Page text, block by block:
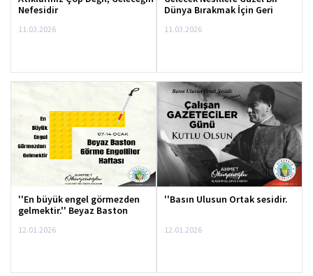
''En büyük engel görmezden
gelmektir.'' Beyaz Baston
Görme Engelliler Haftası
12.01.2026
''Basın Ulusun Ortak sesidir.
12.01.2026